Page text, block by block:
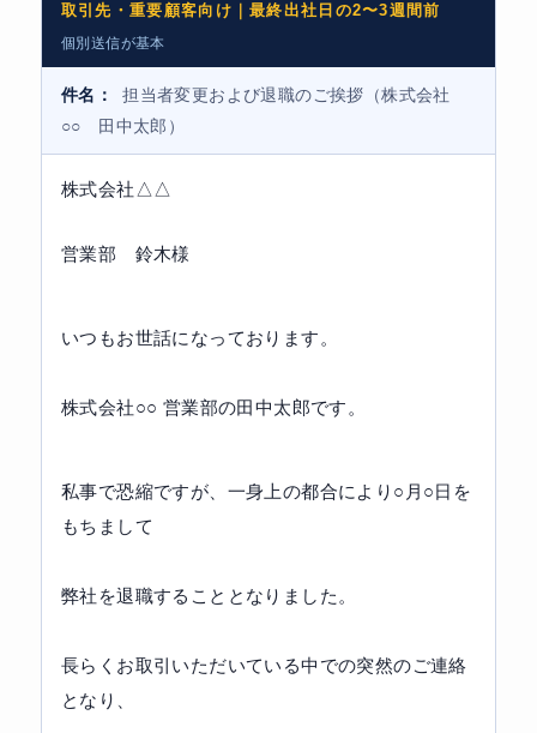
取引先・重要顧客向け｜最終出社日の2〜3週間前
個別送信が基本
件名：
担当者変更および退職のご挨拶（株式会社
○○ 田中太郎）
株式会社△△
営業部　鈴木様
いつもお世話になっております。
株式会社○○ 営業部の田中太郎です。
私事で恐縮ですが、一身上の都合により○月○日を
もちまして
弊社を退職することとなりました。
長らくお取引いただいている中での突然のご連絡
となり、